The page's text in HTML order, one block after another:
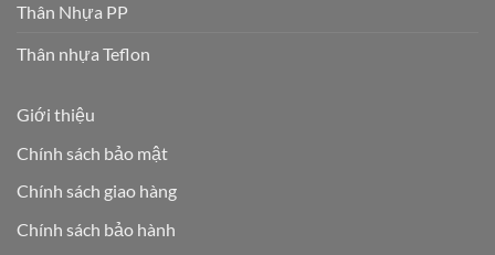
Thân Nhựa PP
Thân nhựa Teflon
Giới thiệu
Chính sách bảo mật
Chính sách giao hàng
Chính sách bảo hành